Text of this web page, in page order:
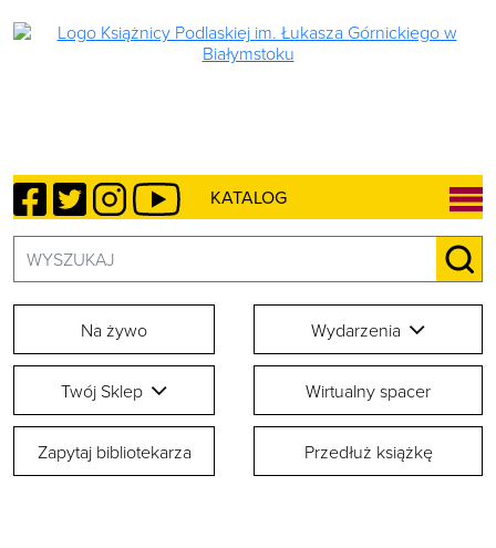
KATALOG
Facebook
TwitterInstagram
YouTube
Na żywo Wydarzenia
Twój Sklep Wirtualny spacer
Zapytaj bibliotekarza Przedłuż książkę